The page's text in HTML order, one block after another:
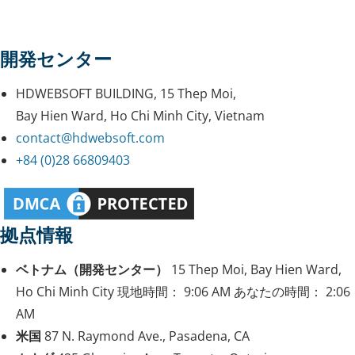
開発センター
HDWEBSOFT BUILDING, 15 Thep Moi,
Bay Hien Ward, Ho Chi Minh City, Vietnam
contact@hdwebsoft.com
+84 (0)28 66809403
拠点情報
ベトナム（開発センター）
15 Thep Moi, Bay Hien Ward,
Ho Chi Minh City現地時間： 9:06 AM あなたの時間： 2:06
AM
米国 87 N. Raymond Ave., Pasadena, CA